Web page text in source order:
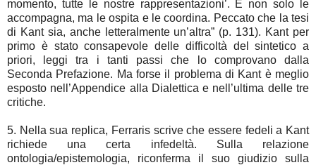
momento, tutte le nostre rappresentazioni’. E non solo le
accompagna, ma le ospita e le coordina. Peccato che la tesi
di Kant sia, anche letteralmente un’altra” (p. 131). Kant per
primo è stato consapevole delle difficoltà del sintetico a
priori, leggi tra i tanti passi che lo comprovano dalla
Seconda Prefazione. Ma forse il problema di Kant è meglio
esposto nell’Appendice alla Dialettica e nell’ultima delle tre
critiche.
5. Nella sua replica, Ferraris scrive che essere fedeli a Kant
richiede una certa infedeltà. Sulla relazione
ontologia/epistemologia, riconferma il suo giudizio sulla